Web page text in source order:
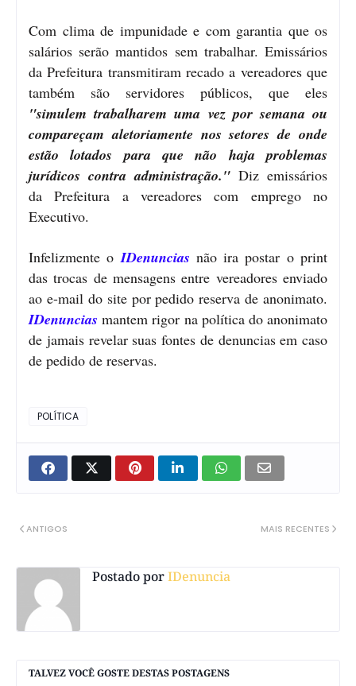
Com clima de impunidade e com garantia que os
salários serão mantidos sem trabalhar. Emissários
da Prefeitura transmitiram recado a vereadores que
também são servidores públicos, que eles
"simulem trabalharem uma vez por semana ou
compareçam aletoriamente nos setores de onde
estão lotados para que não haja problemas
jurídicos contra administração." Diz emissários
da Prefeitura a vereadores com emprego no
Executivo.
Infelizmente o IDenuncias não ira postar o print
das trocas de mensagens entre vereadores enviado
ao e-mail do site por pedido reserva de anonimato.
IDenuncias mantem rigor na política do anonimato
de jamais revelar suas fontes de denuncias em caso
de pedido de reservas.
POLÍTICA
MAIS RECENTES
ANTIGOS
Postado porIDenuncia
TALVEZ VOCÊ GOSTE DESTAS POSTAGENS